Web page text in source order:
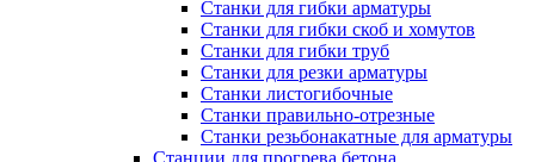
Станки для гибки арматуры
Станки для гибки скоб и хомутов
Станки для гибки труб
Станки для резки арматуры
Станки листогибочные
Станки правильно-отрезные
Станки резьбонакатные для арматуры
Станции для прогрева бетона